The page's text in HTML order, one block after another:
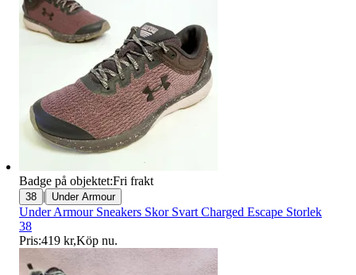
Badge på objektet:Fri frakt
38 | Under Armour
Under Armour Sneakers Skor Svart Charged Escape Storlek
38
Pris:419 kr,Köp nu.